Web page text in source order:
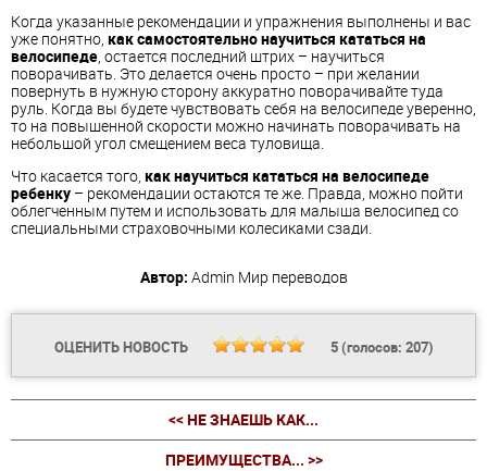
Когда указанные рекомендации и упражнения выполнены и вас
уже понятно, как самостоятельно научиться кататься на
велосипеде, остается последний штрих – научиться
поворачивать. Это делается очень просто – при желании
повернуть в нужную сторону аккуратно поворачивайте туда
руль. Когда вы будете чувствовать себя на велосипеде уверенно,
то на повышенной скорости можно начинать поворачивать на
небольшой угол смещением веса туловища.
Что касается того, как научиться кататься на велосипеде
ребенку – рекомендации остаются те же. Правда, можно пойти
облегченным путем и использовать для малыша велосипед со
специальными страховочными колесиками сзади.
Автор: Admin Мир переводов
ОЦЕНИТЬ НОВОСТЬ 5(голосов: 207)
<< НЕ ЗНАЕШЬ КАК...
ПРЕИМУЩЕСТВА... >>